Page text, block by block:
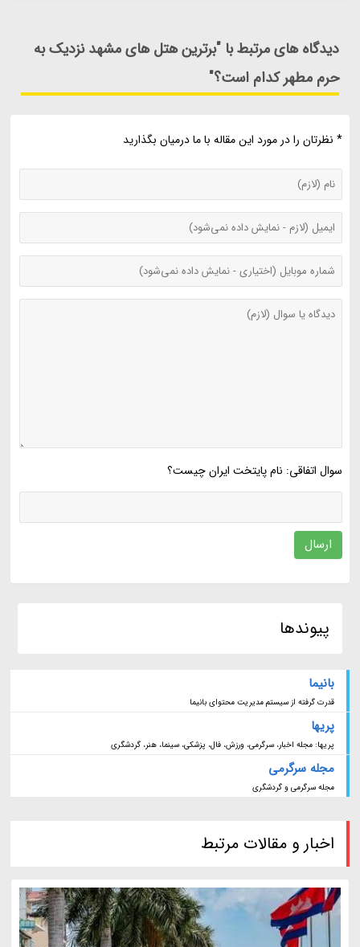
دیدگاه های مرتبط با "برترین هتل های مشهد نزدیک به
حرم مطهر کدام است؟"
* نظرتان را در مورد این مقاله با ما درمیان بگذارید
سوال اتفاقی: نام پایتخت ایران چیست؟
ارسال
پیوندها
بانیما
قدرت گرفته از سیستم مدیریت محتوای بانیما
پریها
پریها: مجله اخبار، سرگرمی، ورزش، فال، پزشکی، سینما، هنر، گردشگری
مجله سرگرمی
مجله سرگرمی و گردشگری
اخبار و مقالات مرتبط